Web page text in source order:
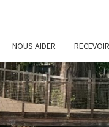
NOUS AIDER